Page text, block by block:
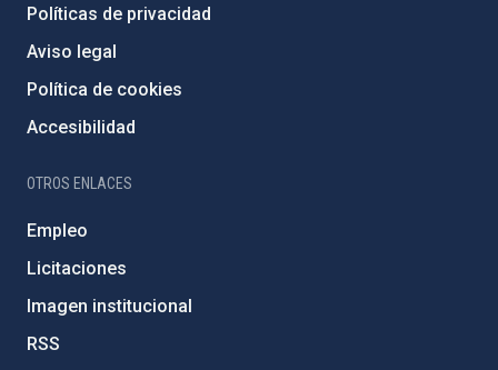
Políticas de privacidad
Aviso legal
Política de cookies
Accesibilidad
OTROS ENLACES
Empleo
Licitaciones
Imagen institucional
RSS